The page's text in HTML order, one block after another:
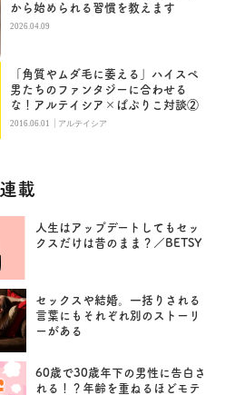
から始められる習慣を教えます
2026.04.09
「角質やムダ毛に萎える」ハイスペ
男たちのファンタジーに合わせる
な！アルテイシア×ぱぷりこ対談②
2016.06.01 | アルテイシア
載
人生はアップデートしてもセッ
クスだけは昔のまま？／BETSY
セックスや結婚。一括りされる
言葉にもそれぞれ別のストーリ
ーがある
60歳で30歳年下の男性に告白さ
れる！？年齢を重ねるほどモテ